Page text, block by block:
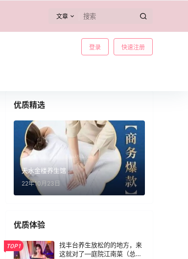
文章
登录 快速注册
优质精选
天水金楼养生馆
22年10月23日
优质体验
TOP1
找丰台养生放松的的地方，来
这就对了—庭院江南菜（总部